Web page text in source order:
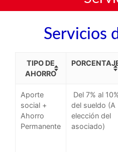
Servicios
TIPO DE
AHORRO
Aporte
social +
Ahorro
Permanente
Del 7% al
del sueldo (A
elección del
asociado)